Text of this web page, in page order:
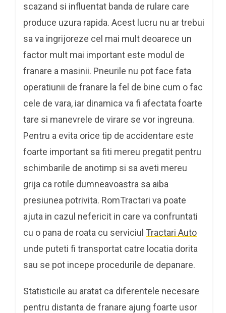
scazand si influentat banda de rulare care
produce uzura rapida. Acest lucru nu ar trebui
sa va ingrijoreze cel mai mult deoarece un
factor mult mai important este modul de
franare a masinii. Pneurile nu pot face fata
operatiunii de franare la fel de bine cum o fac
cele de vara, iar dinamica va fi afectata foarte
tare si manevrele de virare se vor ingreuna.
Pentru a evita orice tip de accidentare este
foarte important sa fiti mereu pregatit pentru
schimbarile de anotimp si sa aveti mereu
grija ca rotile dumneavoastra sa aiba
presiunea potrivita. RomTractari va poate
ajuta in cazul nefericit in care va confruntati
cu o pana de roata cu serviciul Tractari Auto
unde puteti fi transportat catre locatia dorita
sau se pot incepe procedurile de depanare.
Statisticile au aratat ca diferentele necesare
pentru distanta de franare ajung foarte usor